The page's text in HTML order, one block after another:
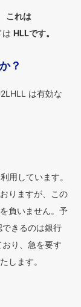
これは
は HLLです。
？
は有効な
用しています。
りますが、この
負いません。予
きるのは銀行
り、急を要す
します。